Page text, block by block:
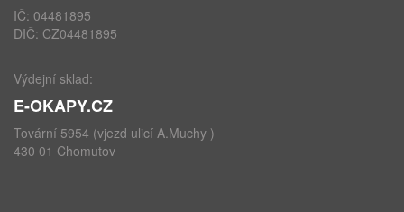
IČ: 04481895
DIČ: CZ04481895
Výdejní sklad:
E-OKAPY.CZ
Tovární 5954 (vjezd ulicí A.Muchy )
430 01 Chomutov